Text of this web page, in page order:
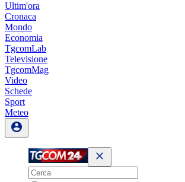
Ultim'ora
Cronaca
Mondo
Economia
TgcomLab
Televisione
TgcomMag
Video
Schede
Sport
Meteo